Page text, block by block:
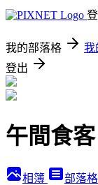
我的部落格 我
登出
午間食
相簿 部落格